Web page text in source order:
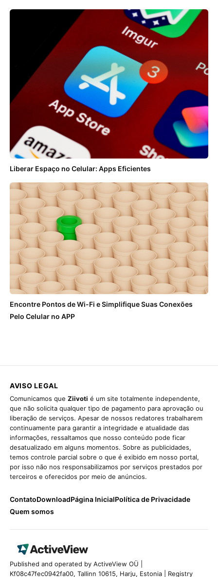
Liberar Espaço no Celular: Apps Eficientes
Encontre Pontos de Wi-Fi e Simplifique Suas Conexões
Pelo Celular no APP
AVISO LEGAL
Comunicamos que Ziivoti é um site totalmente independente,
que não solicita qualquer tipo de pagamento para aprovação ou
liberação de serviços. Apesar de nossos redatores trabalharem
continuamente para garantir a integridade e atualidade das
informações, ressaltamos que nosso conteúdo pode ficar
desatualizado em alguns momentos. Sobre as publicidades,
temos controle parcial sobre o que é exibido em nosso portal,
por isso não nos responsabilizamos por serviços prestados por
terceiros e oferecidos por meio de anúncios.
ContatoDownloadPágina InicialPolítica de Privacidade
Quem somos
Published and operated by ActiveView OÜ |
Kf08c47fec0942fa00, Tallinn 10615, Harju, Estonia | Registry